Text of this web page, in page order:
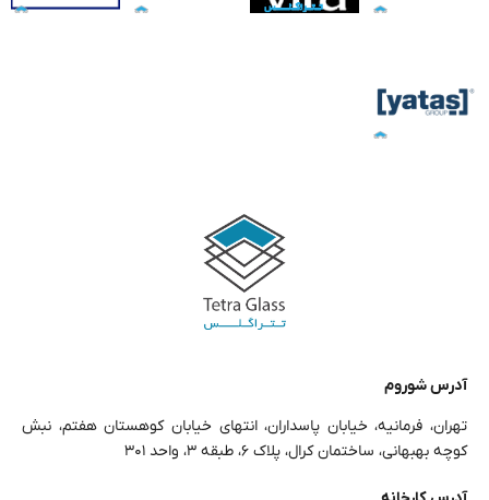
آدرس شوروم
تهران، فرمانیه، خیابان پاسداران، انتهای خیابان کوهستان هفتم، نبش
کوچه بهبهانی، ساختمان کرال، پلاک ۶، طبقه ۳، واحد ۳۰۱